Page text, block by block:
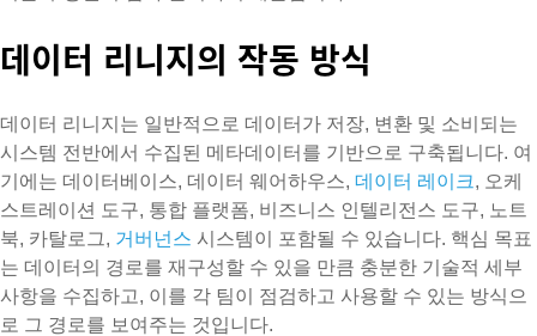
데이터 리니지의 작동 방식
데이터 리니지는 일반적으로 데이터가 저장, 변환 및 소비되는
시스템 전반에서 수집된 메타데이터를 기반으로 구축됩니다. 여
기에는 데이터베이스, 데이터 웨어하우스, 데이터 레이크, 오케
스트레이션 도구, 통합 플랫폼, 비즈니스 인텔리전스 도구, 노트
북, 카탈로그, 거버넌스 시스템이 포함될 수 있습니다. 핵심 목표
는 데이터의 경로를 재구성할 수 있을 만큼 충분한 기술적 세부
사항을 수집하고, 이를 각 팀이 점검하고 사용할 수 있는 방식으
로 그 경로를 보여주는 것입니다.